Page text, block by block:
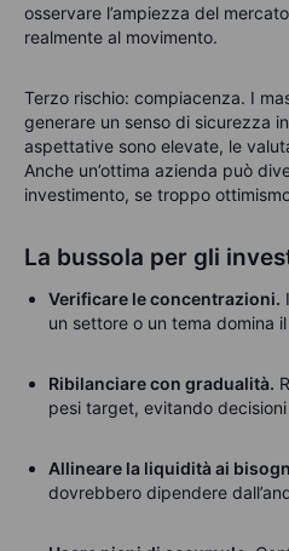
osservare l’ampiezza del
realmente al movimento.
Terzo rischio: compiacenza. I
generare un senso di sicurezza
aspettative sono elevate, le
Anche un’ottima azienda può
investimento, se troppo
La bussola per gli
Verificare le concentrazioni.
un settore o un tema domina
Ribilanciare con gradualità.
pesi target, evitando
Allineare la liquidità ai
dovrebbero dipendere